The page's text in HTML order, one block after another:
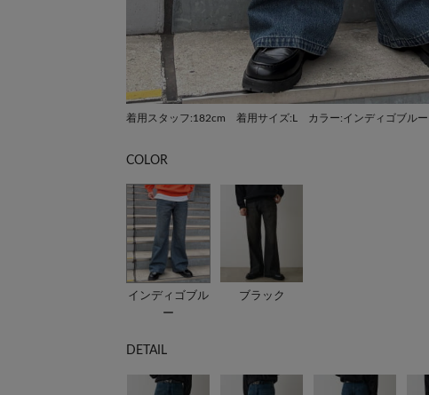
着用スタッフ:182cm 着用サイズ:L カラー:インディゴブルー
COLOR
インディゴブル
ー
ブラック
DETAIL